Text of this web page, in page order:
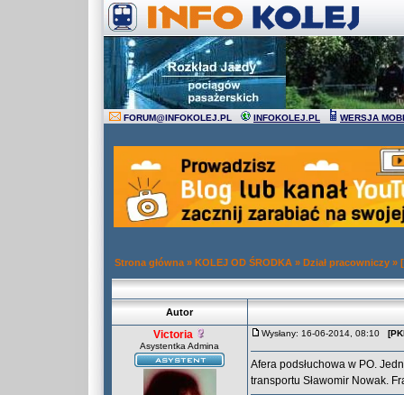
FORUM@INFOKOLEJ.PL INFOKOLEJ.PL WERSJA
Strona główna » KOLEJ OD ŚRODKA » Dział pracowniczy »
Autor
Victoria
Asystentka Admina
Wysłany: 16-06-2014, 08:10
Afera podsłuchowa w PO.
transportu Sławomir Nowak.